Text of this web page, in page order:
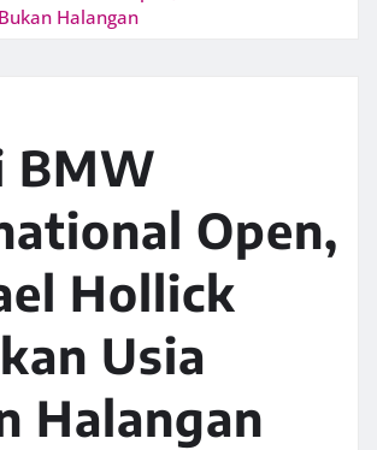
Halangan
BMW
Open,
Hollick
Usia
Halangan